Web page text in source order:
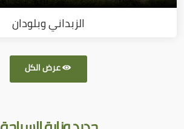
الزبداني وبلودان
عرض الكل